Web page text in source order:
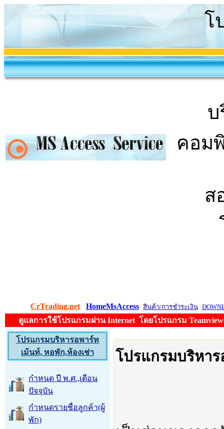
โ
บ
คอม
ส
CrTrading.net HomeMsAccess สินค้า/การชำระเงิน
ดูแลการใช้โปรแกรมผ่าน Internet โดยโปรแกรม
โปรแกรมบริหารอพาร์ท
เม้นท์, หอพัก,ห้องเช่า
กำหนด ปี พ.ศ.,เดือน
ปัจจุบัน
กำหนดรายชื่อลูกค้า(ผู้
พัก)
โปรแกรมบริหาร